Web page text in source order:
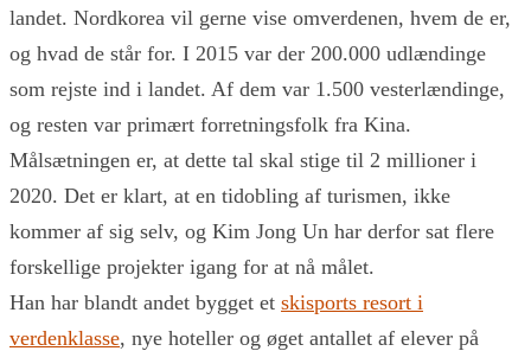
landet. Nordkorea vil gerne vise omverdenen, hvem de er,
og hvad de står for. I 2015 var der 200.000 udlændinge
som rejste ind i landet. Af dem var 1.500 vesterlændinge,
og resten var primært forretningsfolk fra Kina.
Målsætningen er, at dette tal skal stige til 2 millioner i
2020. Det er klart, at en tidobling af turismen, ikke
kommer af sig selv, og Kim Jong Un har derfor sat flere
forskellige projekter igang for at nå målet.
Han har blandt andet bygget et skisports resort i
verdenklasse, nye hoteller og øget antallet af elever på